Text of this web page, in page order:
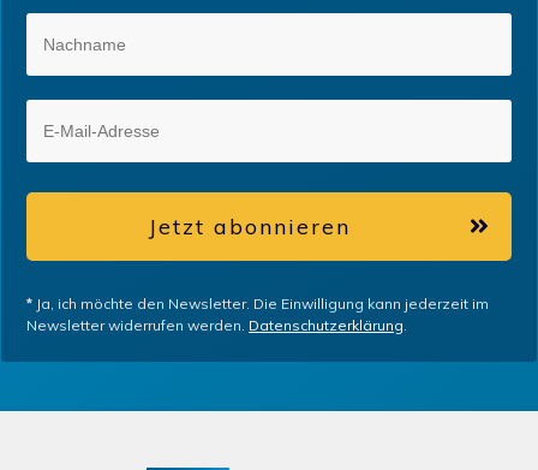
Jetzt abonnieren
* Ja, ich möchte den Newsletter. Die Einwilligung kann jederzeit im
Newsletter widerrufen werden. Datenschutzerklärung